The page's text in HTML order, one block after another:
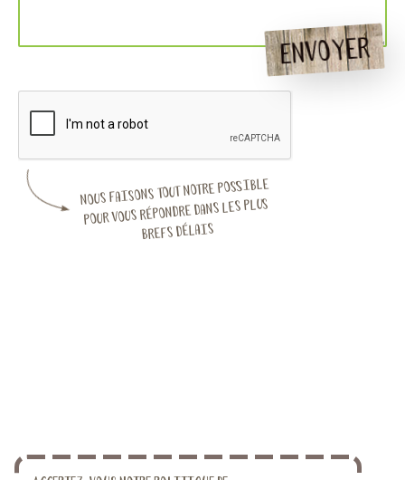
Nous faisons tout notre possible
pour vous répondre dans les plus
brefs délais